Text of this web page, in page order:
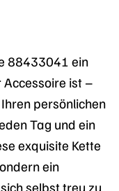
88433041 ein
ist –
persönlichen
Tag und ein
exquisite Kette
ein
selbst treu zu